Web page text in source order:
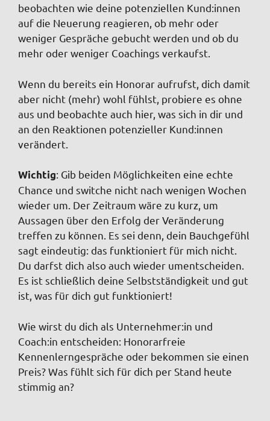
beobachten wie deine potenziellen Kund:innen
auf die Neuerung reagieren, ob mehr oder
weniger Gespräche gebucht werden und ob du
mehr oder weniger Coachings verkaufst.
Wenn du bereits ein Honorar aufrufst, dich damit
aber nicht (mehr) wohl fühlst, probiere es ohne
aus und beobachte auch hier, was sich in dir und
an den Reaktionen potenzieller Kund:innen
verändert.
Wichtig: Gib beiden Möglichkeiten eine echte
Chance und switche nicht nach wenigen Wochen
wieder um. Der Zeitraum wäre zu kurz, um
Aussagen über den Erfolg der Veränderung
treffen zu können. Es sei denn, dein Bauchgefühl
sagt eindeutig: das funktioniert für mich nicht.
Du darfst dich also auch wieder umentscheiden.
Es ist schließlich deine Selbstständigkeit und gut
ist, was für dich gut funktioniert!
Wie wirst du dich als Unternehmer:in und
Coach:in entscheiden: Honorarfreie
Kennenlerngespräche oder bekommen sie einen
Preis? Was fühlt sich für dich per Stand heute
stimmig an?